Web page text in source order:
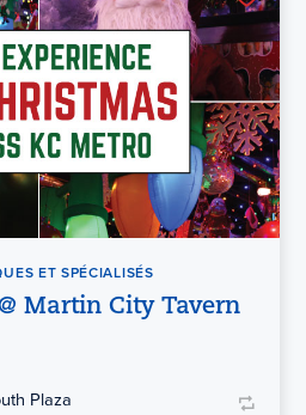
ET SPÉCIALISÉS
Martin City Tavern
Plaza